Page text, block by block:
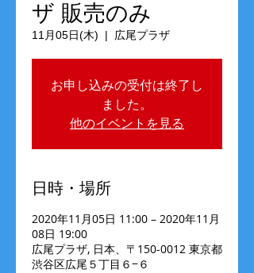
ザ 販売のみ
11月05日(木)
  |
広尾プラザ
お申し込みの受付は終了し
ました。
他のイベントを見る
日時・場所
2020年11月05日 11:00 – 2020年11月
08日 19:00
広尾プラザ, 日本、〒150-0012 東京都
渋谷区広尾５丁目６−６